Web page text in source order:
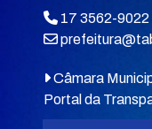
17 3562-9022
Câmara
Portal da